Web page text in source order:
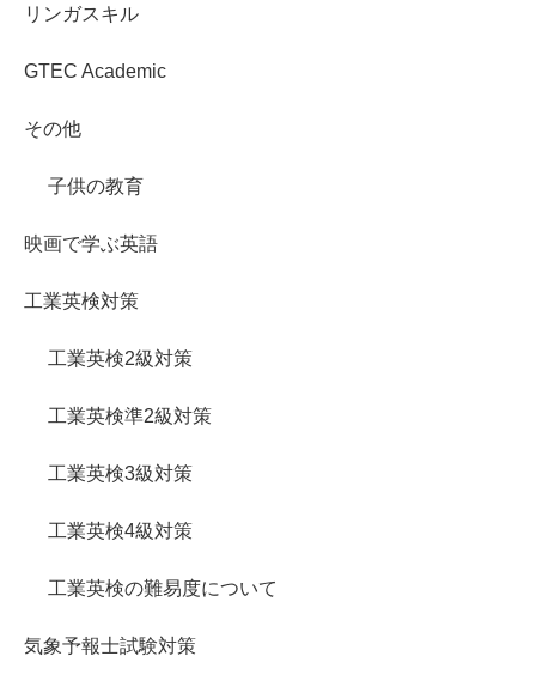
リンガスキル
GTEC Academic
その他
子供の教育
映画で学ぶ英語
工業英検対策
工業英検2級対策
工業英検準2級対策
工業英検3級対策
工業英検4級対策
工業英検の難易度について
気象予報士試験対策